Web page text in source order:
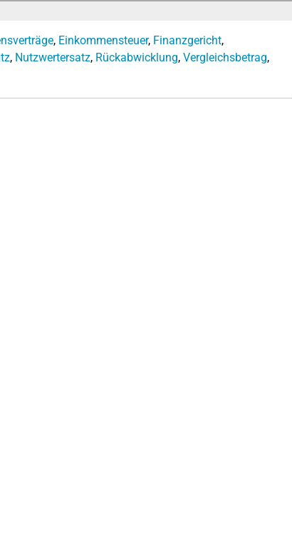
, Einkommensteuer, Finanzgericht,
, Nutzwertersatz, Rückabwicklung, Vergleichsbetrag,